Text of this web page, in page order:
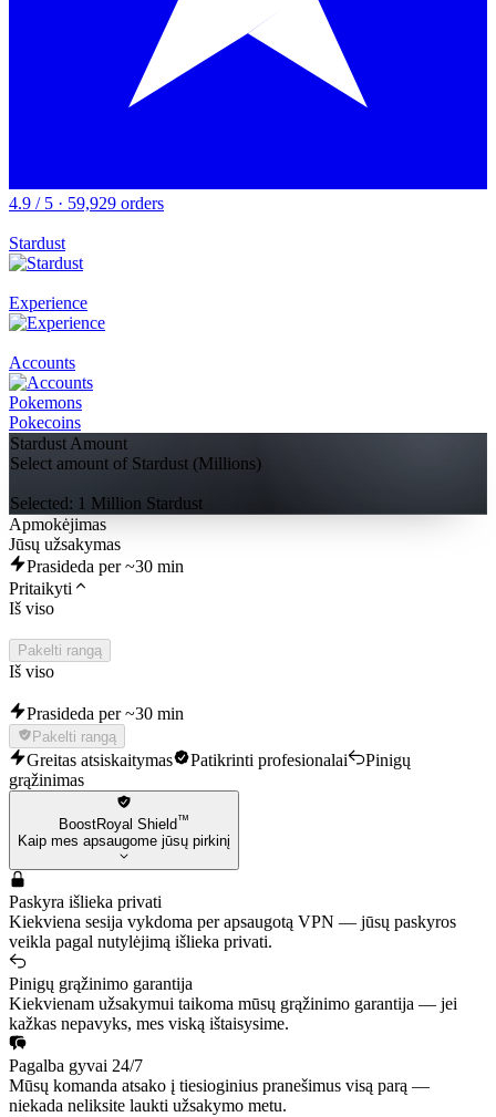
4.9 / 5 · 59,929 orders
Stardust
Experience
Accounts
Pokemons
Pokecoins
Stardust Amount
Select amount of Stardust (Millions)
Selected: 1 Million Stardust
Apmokėjimas
Jūsų užsakymas
Prasideda per ~30 min
Pritaikyti
Iš viso
Pakelti rangą
Iš viso
Prasideda per ~30 min
Pakelti rangą
Greitas atsiskaitymas Patikrinti profesionalai
Pinigų
grąžinimas
BoostRoyal Shield™
Kaip mes apsaugome jūsų pirkinį
Paskyra išlieka privati
Kiekviena sesija vykdoma per apsaugotą VPN — jūsų paskyros
veikla pagal nutylėjimą išlieka privati.
Pinigų grąžinimo garantija
Kiekvienam užsakymui taikoma mūsų grąžinimo garantija — jei
kažkas nepavyks, mes viską ištaisysime.
Pagalba gyvai 24/7
Mūsų komanda atsako į tiesioginius pranešimus visą parą —
niekada neliksite laukti užsakymo metu.